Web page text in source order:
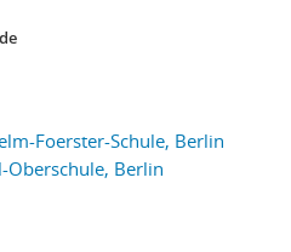
Foerster-Schule, Berlin
Oberschule, Berlin